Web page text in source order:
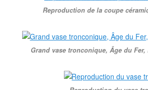
Reproduction de la coupe
Grand vase tronconique, Âge du